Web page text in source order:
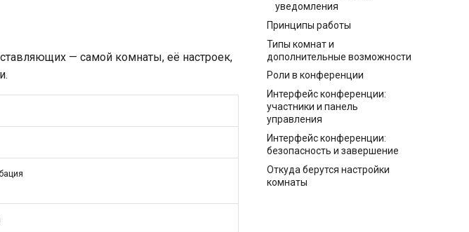
уведомления
Принципы работы
Типы комнат и
дополнительные возможности
Роли в конференции
Интерфейс конференции:
участники и панель
управления
Интерфейс конференции:
безопасность и завершение
Откуда берутся настройки
комнаты
— самой комнаты, её настроек,